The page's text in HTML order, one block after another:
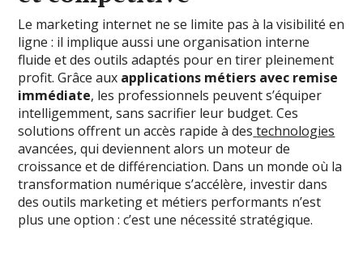
Le marketing internet ne se limite pas à la visibilité en
ligne : il implique aussi une organisation interne
fluide et des outils adaptés pour en tirer pleinement
profit. Grâce aux applications métiers avec remise
immédiate, les professionnels peuvent s’équiper
intelligemment, sans sacrifier leur budget. Ces
solutions offrent un accès rapide à des technologies
avancées, qui deviennent alors un moteur de
croissance et de différenciation. Dans un monde où la
transformation numérique s’accélère, investir dans
des outils marketing et métiers performants n’est
plus une option : c’est une nécessité stratégique.